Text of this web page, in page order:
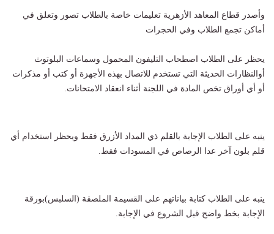
وأصدر قطاع المعاهد الأزهرية تعليمات خاصة بالطلاب تصور وتعلق في
أماكن تجمع الطلاب وفي الحجرات
يحظر على الطلاب اصطحاب التليفون المحمول وسماعات البلوتوث
أوالنظارات الحديثة التي تستخدم للاتصال بهذه الأجهزة أو كتب أو مذكرات
أو أي أوراق تخص المادة في اللجنة أثناء انعقاد الامتحانات.
ينبه على الطلاب الإجابة بالقلم ذي المداد الأزرق فقط ويحظر استخدام أي
قلم بلون آخر عدا الرصاص في المسودات فقط.
ينبه على الطلاب كتابة بياناتهم على القسيمة الملصقة (السلبس)بورقة
الإجابة بخط واضح قبل الشروع في الإجابة.